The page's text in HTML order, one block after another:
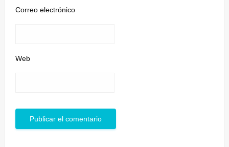
Correo electrónico
Web